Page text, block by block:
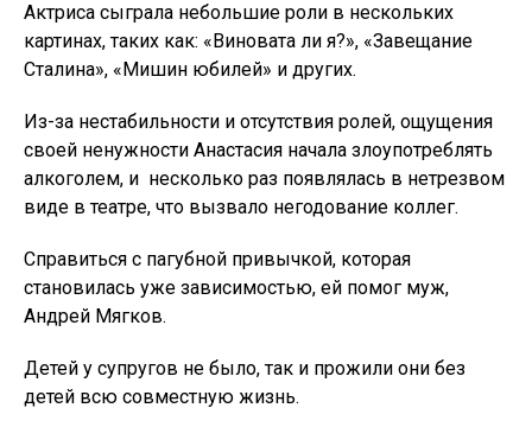
Актриса сыграла небольшие роли в нескольких
картинах, таких как: «Виновата ли я?», «Завещание
Сталина», «Мишин юбилей» и других.
Из-за нестабильности и отсутствия ролей, ощущения
своей ненужности Анастасия начала злоупотреблять
алкоголем, и несколько раз появлялась в нетрезвом
виде в театре, что вызвало негодование коллег.
Справиться с пагубной привычкой, которая
становилась уже зависимостью, ей помог муж,
Андрей Мягков.
Детей у супругов не было, так и прожили они без
детей всю совместную жизнь.